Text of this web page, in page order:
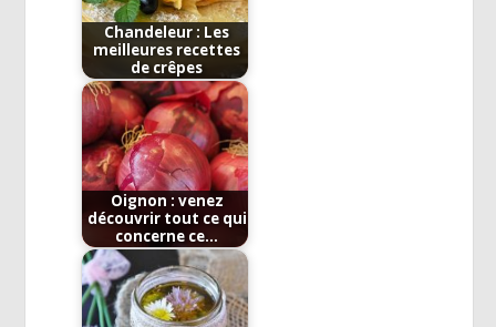
Chandeleur : Les
meilleures recettes
de crêpes
Oignon : venez
découvrir tout ce qui
concerne ce…